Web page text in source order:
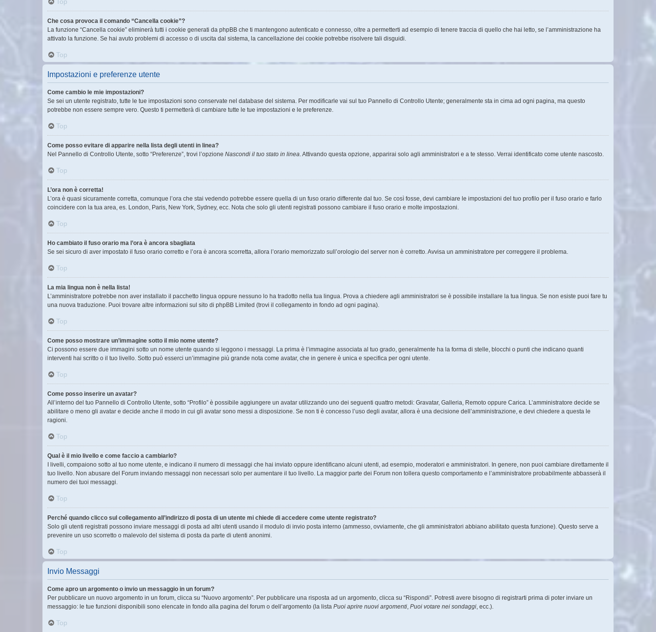
Che cosa provoca il comando “Cancella cookie”?
La funzione “Cancella cookie” eliminerà tutti i cookie generati da phpBB che ti mantengono autenticato e connesso, oltre a permetterti ad esempio di tenere traccia di quello che hai letto, se l’amministrazione ha
attivato la funzione. Se hai avuto problemi di accesso o di uscita dal sistema, la cancellazione dei cookie potrebbe risolvere tali disguidi.
Top
Impostazioni e preferenze utente
Come cambio le mie impostazioni?
Se sei un utente registrato, tutte le tue impostazioni sono conservate nel database del sistema. Per modificarle vai sul tuo Pannello di Controllo Utente; generalmente sta in cima ad ogni pagina, ma questo
potrebbe non essere sempre vero. Questo ti permetterà di cambiare tutte le tue impostazioni e le preferenze.
Top
Come posso evitare di apparire nella lista degli utenti in linea?
Nel Pannello di Controllo Utente, sotto “Preferenze”, trovi l’opzione Nascondi il tuo stato in linea. Attivando questa opzione, apparirai solo agli amministratori e a te stesso. Verrai identificato come utente nascosto.
Top
L’ora non è corretta!
L’ora è quasi sicuramente corretta, comunque l’ora che stai vedendo potrebbe essere quella di un fuso orario differente dal tuo. Se così fosse, devi cambiare le impostazioni del tuo profilo per il fuso orario e farlo
coincidere con la tua area, es. London, Paris, New York, Sydney, ecc. Nota che solo gli utenti registrati possono cambiare il fuso orario e molte impostazioni.
Top
Ho cambiato il fuso orario ma l’ora è ancora sbagliata
Se sei sicuro di aver impostato il fuso orario corretto e l’ora è ancora scorretta, allora l’orario memorizzato sull’orologio del server non è corretto. Avvisa un amministratore per correggere il problema.
Top
La mia lingua non è nella lista!
L’amministratore potrebbe non aver installato il pacchetto lingua oppure nessuno lo ha tradotto nella tua lingua. Prova a chiedere agli amministratori se è possibile installare la tua lingua. Se non esiste puoi fare tu
una nuova traduzione. Puoi trovare altre informazioni sul sito di phpBB Limited (trovi il collegamento in fondo ad ogni pagina).
Top
Come posso mostrare un’immagine sotto il mio nome utente?
Ci possono essere due immagini sotto un nome utente quando si leggono i messaggi. La prima è l’immagine associata al tuo grado, generalmente ha la forma di stelle, blocchi o punti che indicano quanti
interventi hai scritto o il tuo livello. Sotto può esserci un’immagine più grande nota come avatar, che in genere è unica e specifica per ogni utente.
Top
Come posso inserire un avatar?
All’interno del tuo Pannello di Controllo Utente, sotto “Profilo” è possibile aggiungere un avatar utilizzando uno dei seguenti quattro metodi: Gravatar, Galleria, Remoto oppure Carica. L’amministratore decide se
abilitare o meno gli avatar e decide anche il modo in cui gli avatar sono messi a disposizione. Se non ti è concesso l’uso degli avatar, allora è una decisione dell’amministrazione, e devi chiedere a questa le
ragioni.
Top
Qual è il mio livello e come faccio a cambiarlo?
I livelli, compaiono sotto al tuo nome utente, e indicano il numero di messaggi che hai inviato oppure identificano alcuni utenti, ad esempio, moderatori e amministratori. In genere, non puoi cambiare direttamente il
tuo livello. Non abusare del Forum inviando messaggi non necessari solo per aumentare il tuo livello. La maggior parte dei Forum non tollera questo comportamento e l’amministratore probabilmente abbasserà il
numero dei tuoi messaggi.
Top
Perché quando clicco sul collegamento all’indirizzo di posta di un utente mi chiede di accedere come utente registrato?
Solo gli utenti registrati possono inviare messaggi di posta ad altri utenti usando il modulo di invio posta interno (ammesso, ovviamente, che gli amministratori abbiano abilitato questa funzione). Questo serve a
prevenire un uso scorretto o malevolo del sistema di posta da parte di utenti anonimi.
Top
Invio Messaggi
Come apro un argomento o invio un messaggio in un forum?
Per pubblicare un nuovo argomento in un forum, clicca su “Nuovo argomento”. Per pubblicare una risposta ad un argomento, clicca su “Rispondi”. Potresti avere bisogno di registrarti prima di poter inviare un
messaggio: le tue funzioni disponibili sono elencate in fondo alla pagina del forum o dell’argomento (la lista Puoi aprire nuovi argomenti, Puoi votare nei sondaggi, ecc.).
Top